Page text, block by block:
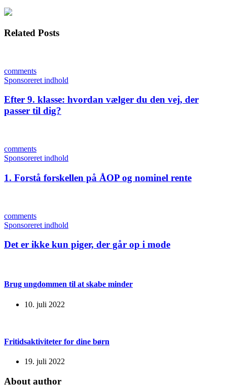
Related Posts
comments
Sponsoreret indhold
Efter 9. klasse: hvordan vælger du den vej, der
passer til dig?
comments
Sponsoreret indhold
1. Forstå forskellen på ÅOP og nominel rente
comments
Sponsoreret indhold
Det er ikke kun piger, der går op i mode
Brug ungdommen til at skabe minder
10. juli 2022
Fritidsaktiviteter for dine børn
19. juli 2022
About author